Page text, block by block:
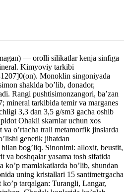
— orolli silikatlar kenja sinfiga
Kimyoviy tarkibi
Monoklin singoniyada
shaklda bo’lib, donador,
Rangi pushtisimonzangori, ba’zan
mineral tarkibida temir va marganes
3,3 dan 3,5 g/sm3 gacha oshib
Ohakli skarnlar uchun xos
va o’rtacha trali metamorfik jinslarda
genetik jihatdan
bog’liq. Sinonimi: alloxit, beustit,
va boshqalar yasama tosh sifatida
mamlakatlarda bo’lib, shundan
uning kristallari 15 santimetrgacha
tarqalgan: Turangli, Langar,